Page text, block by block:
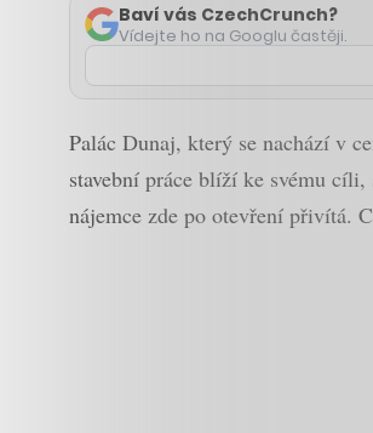
Baví vás CzechCrunch?
Vídejte ho na Googlu častěji.
Palác Dunaj, který se nachází v
stavební práce blíží ke svému
nájemce zde po otevření přivítá.